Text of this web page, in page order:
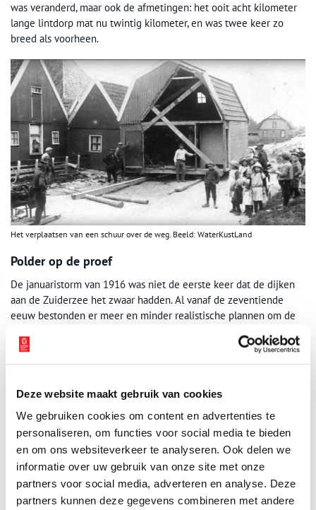
Deze website maakt gebruik van cookies
We gebruiken cookies om content en advertenties te
personaliseren, om functies voor social media te bieden
en om ons websiteverkeer te analyseren. Ook delen we
informatie over uw gebruik van onze site met onze
partners voor social media, adverteren en analyse. Deze
partners kunnen deze gegevens combineren met andere
was veranderd, maar ook de afmetingen: het ooit acht kilometer
lange lintdorp mat nu twintig kilometer, en was twee keer zo
breed als voorheen.
Het verplaatsen van een schuur over de weg. Beeld: WaterKustLand
Polder op de proef
De januaristorm van 1916 was niet de eerste keer dat de dijken
aan de Zuiderzee het zwaar hadden. Al vanaf de zeventiende
eeuw bestonden er meer en minder realistische plannen om de
bewuste nacht was de maat vol; de Zuiderzee zou niet lang meer
een zee zijn. Onder leiding van ingenieur Cornelis Lely werd
Zuiderzee, met de aanleg van de Wieringermeerpolder, de
als resultaat.
Voordat het zover was, moest er nog een aantal proeven worden
gedaan. Want wil er wel wat groeien op de ‘zeebodem’? Daarom
werd er bij Andijk een zogenaamde proefpolder aangelegd. In
1927 was de polder klaar en werden er een proefboerderij en